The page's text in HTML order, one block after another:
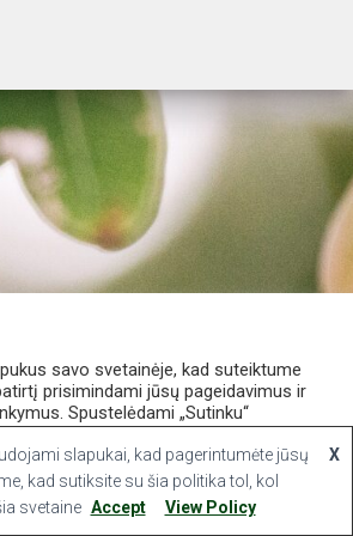
APIE VAISTINĘ MANO PASKYRA
KONTAKTAI
| Developed byThemeIsle
savo svetainėje, kad suteiktume
prisimindami jūsų pageidavimus ir
Spustelėdami „Sutinku“
slapukus.
Sutinku
slapukai, kad pagerintumėte jūsų
kad sutiksite su šia politika tol, kol
svetaine
X
Accept View Policy